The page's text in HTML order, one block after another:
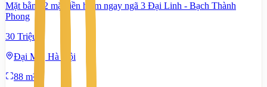
Mặt bằng 2 mặt tiền hiếm ngay ngã 3 Đại Linh - Bạch Thành
Phong
30 Triệu
Đại Mỗ, Hà Nội
88 m²